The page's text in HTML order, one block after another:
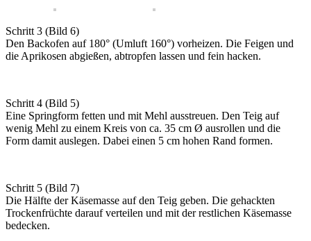
Schritt 3 (Bild 6)
Den Backofen auf 180° (Umluft 160°) vorheizen. Die Feigen und
die Aprikosen abgießen, abtropfen lassen und fein hacken.
Schritt 4 (Bild 5)
Eine Springform fetten und mit Mehl ausstreuen. Den Teig auf
wenig Mehl zu einem Kreis von ca. 35 cm Ø ausrollen und die
Form damit auslegen. Dabei einen 5 cm hohen Rand formen.
Schritt 5 (Bild 7)
Die Hälfte der Käsemasse auf den Teig geben. Die gehackten
Trockenfrüchte darauf verteilen und mit der restlichen Käsemasse
bedecken.